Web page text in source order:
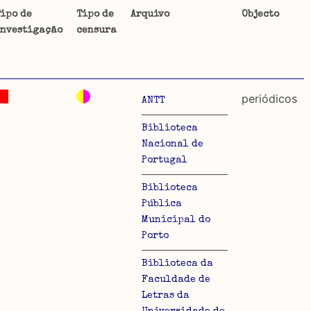
uma
de
Tipo de
censura
Arquivo Objecto
ANTT
Biblioteca
Nacional de
Portugal
Biblioteca
Pública
Municipal do
Porto
Biblioteca da
Faculdade de
Letras da
periódicos